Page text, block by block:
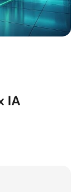
IA